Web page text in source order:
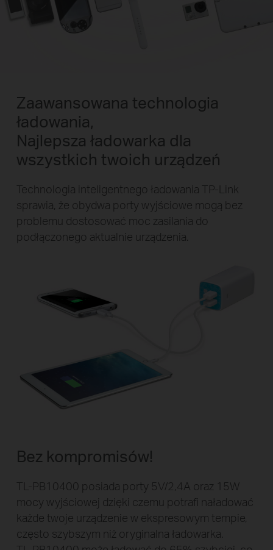
Zaawansowana technologia
ładowania,
Najlepsza ładowarka dla
wszystkich twoich urządzeń
Technologia inteligentnego ładowania TP-Link
sprawia, że obydwa porty wyjściowe mogą bez
problemu dostosować moc zasilania do
podłączonego aktualnie urządzenia.
Bez kompromisów!
TL-PB10400 posiada porty 5V/2,4A oraz 15W
mocy wyjściowej dzięki czemu potrafi naładować
każde twoje urządzenie w ekspresowym tempie,
często szybszym niż oryginalna ładowarka.